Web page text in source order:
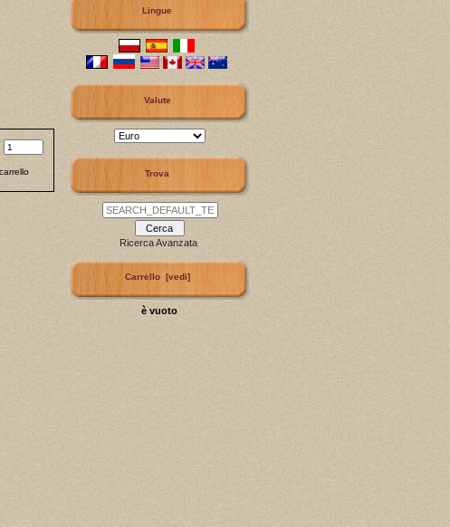
Lingue
Valute
Trova
Ricerca Avanzata
Carrello [vedi]
è vuoto